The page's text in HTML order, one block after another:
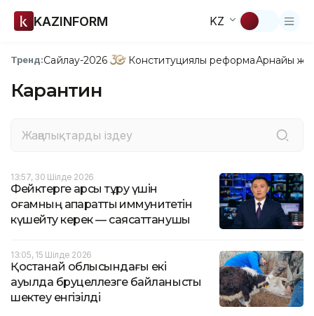
KAZINFORM KZ
Тренд:Сайлау-2026 Конституциялық реформаАрнайы
Карантин
13:57, 30 Шілде 2026
Фейктерге қарсы тұру үшін
қоғамның ақпараттық иммунитетін
күшейту керек — саясаттанушы
13:05, 15 Шілде 2026
Қостанай облысындағы екі
ауылда бруцеллезге байланысты
шектеу енгізілді